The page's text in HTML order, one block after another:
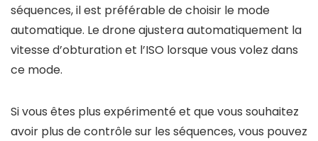
séquences, il est préférable de choisir le mode
automatique. Le drone ajustera automatiquement la
vitesse d’obturation et l’ISO lorsque vous volez dans
ce mode.
Si vous êtes plus expérimenté et que vous souhaitez
avoir plus de contrôle sur les séquences, vous pouvez